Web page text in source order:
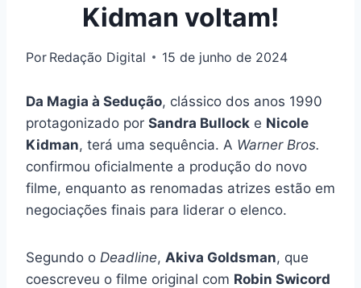
Kidman voltam!
Por Redação Digital 15 de junho de 2024
Da Magia à Sedução, clássico dos anos 1990
protagonizado por Sandra Bullock e Nicole
Kidman, terá uma sequência. A Warner Bros.
confirmou oficialmente a produção do novo
filme, enquanto as renomadas atrizes estão em
negociações finais para liderar o elenco.
Segundo o Deadline, Akiva Goldsman, que
coescreveu o filme original com Robin Swicord